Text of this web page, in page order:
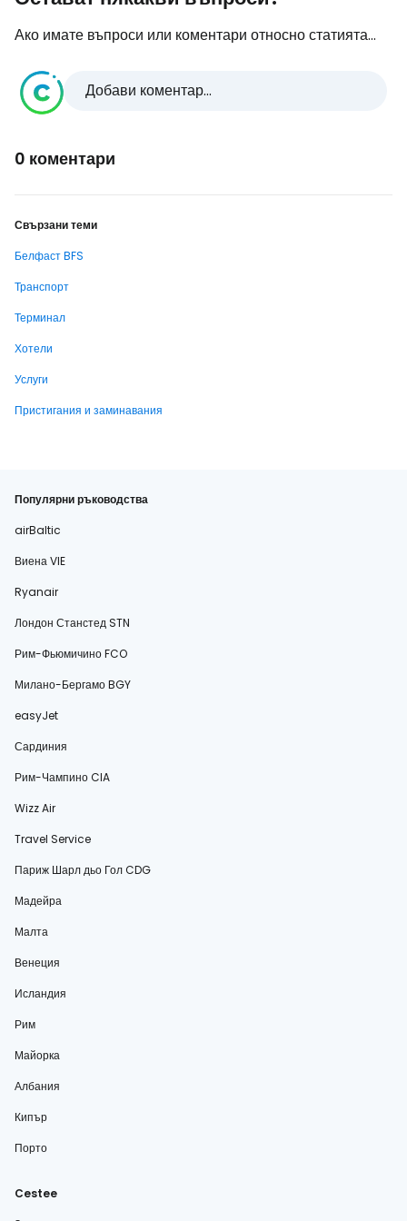
Ако имате въпроси или коментари относно статията...
Добави коментар...
0 коментари
Свързани теми
Белфаст BFS
Транспорт
Терминал
Хотели
Услуги
Пристигания и заминавания
Популярни ръководства
airBaltic
Виена VIE
Ryanair
Лондон Станстед STN
Рим-Фьюмичино FCO
Милано-Бергамо BGY
easyJet
Сардиния
Рим-Чампино CIA
Wizz Air
Travel Service
Париж Шарл дьо Гол CDG
Мадейра
Малта
Венеция
Исландия
Рим
Майорка
Албания
Кипър
Порто
Cestee